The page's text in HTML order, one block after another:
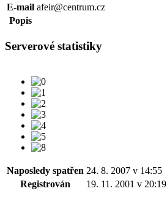
E-mail afeir@centrum.cz
Popis
Serverové statistiky
Naposledy spatřen 24. 8. 2007 v 14:55
Registrován
19. 11. 2001 v 20:19